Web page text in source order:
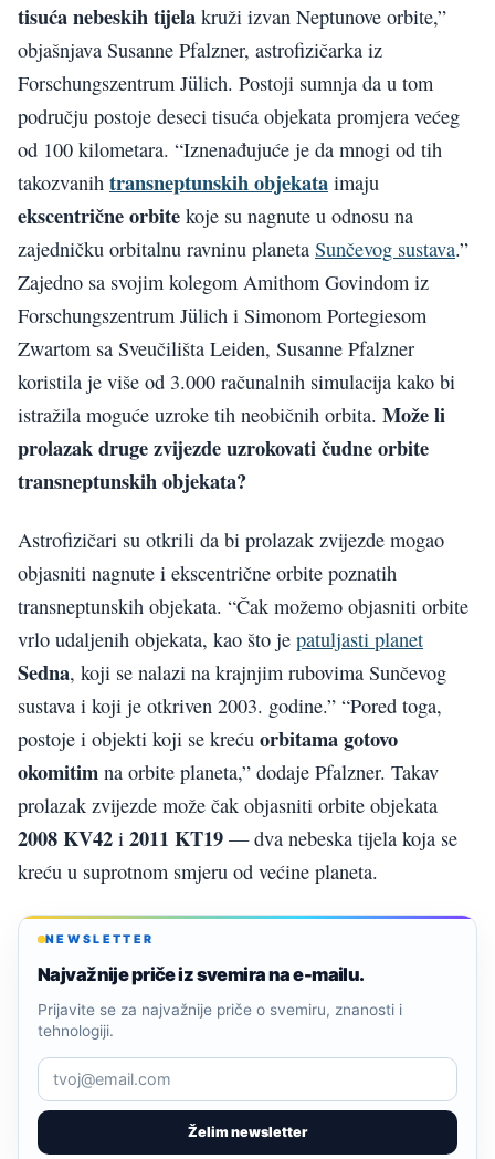
tisuća nebeskih tijela kruži izvan Neptunove orbite,”
objašnjava Susanne Pfalzner, astrofizičarka iz
Forschungszentrum Jülich. Postoji sumnja da u tom
području postoje deseci tisuća objekata promjera većeg
od 100 kilometara. “Iznenađujuće je da mnogi od tih
takozvanih transneptunskih objekata imaju
ekscentrične orbite koje su nagnute u odnosu na
zajedničku orbitalnu ravninu planeta Sunčevog sustava.”
Zajedno sa svojim kolegom Amithom Govindom iz
Forschungszentrum Jülich i Simonom Portegiesom
Zwartom sa Sveučilišta Leiden, Susanne Pfalzner
koristila je više od 3.000 računalnih simulacija kako bi
istražila moguće uzroke tih neobičnih orbita. Može li
prolazak druge zvijezde uzrokovati čudne orbite
transneptunskih objekata?
Astrofizičari su otkrili da bi prolazak zvijezde mogao
objasniti nagnute i ekscentrične orbite poznatih
transneptunskih objekata. “Čak možemo objasniti orbite
vrlo udaljenih objekata, kao što je patuljasti planet
Sedna, koji se nalazi na krajnjim rubovima Sunčevog
sustava i koji je otkriven 2003. godine.” “Pored toga,
postoje i objekti koji se kreću orbitama gotovo
okomitim na orbite planeta,” dodaje Pfalzner. Takav
prolazak zvijezde može čak objasniti orbite objekata
2008 KV42 i 2011 KT19 — dva nebeska tijela koja se
kreću u suprotnom smjeru od većine planeta.
NEWSLETTER
Najvažnije priče iz svemira na e-mailu.
Želim newsletter
Prijavite se za najvažnije priče o svemiru, znanosti i
tehnologiji.